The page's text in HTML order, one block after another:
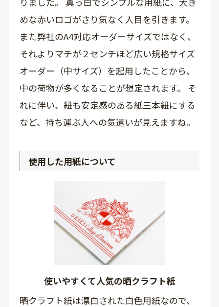
めな赤いロゴがさり気なく人目を引きます。
また弊社のA4対応オーダーサイズではなく、
それよりマチが２センチほど広い規格サイズ
オーダー（中サイズ）を起用したことから、
中の荷物が多くなることが想定されます。 そ
れに伴い、紐も安定感のある紙三本紐にする
など、持ち運ぶ人への気遣いが見えますね。
使用した用紙について
使いやすくて人気の晒クラフト紙
晒クラフト紙は漂白された白色用紙なので、